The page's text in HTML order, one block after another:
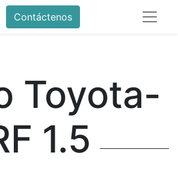
Contáctenos
Toyota-
1.5